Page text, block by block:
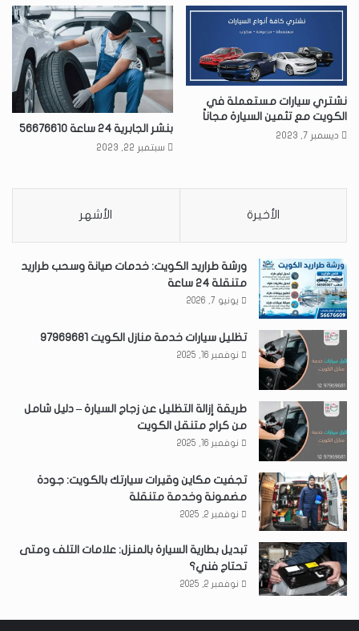
نشتري سيارات مستعملة في
الكويت مع تثمين السيارة مجاناً
ديسمبر 7, 2023
بنشر الجابرية 24 ساعة 56676610
سبتمبر 22, 2023
الأخيرة الأشهر
ورشة طراريد الكويت: خدمات صيانة وسحب طراريد
متنقلة 24 ساعة
يونيو 7, 2026
تظليل سيارات خدمة منازل الكويت 97969681
نوفمبر 16, 2025
طريقة إزالة التظليل عن زجاج السيارة – دليل شامل
من كراج متنقل الكويت
نوفمبر 16, 2025
تجفيت مكاين وقيرات سيارتك بالكويت: جودة
مضمونة وخدمة متنقلة
نوفمبر 2, 2025
تبديل بطارية السيارة بالمنزل: علامات التلف ومتى
تحتاج فني؟
نوفمبر 2, 2025